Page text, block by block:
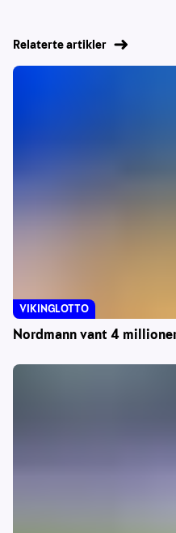
Relaterte artikler
Nordmann vant 4
VIKINGLOTTO